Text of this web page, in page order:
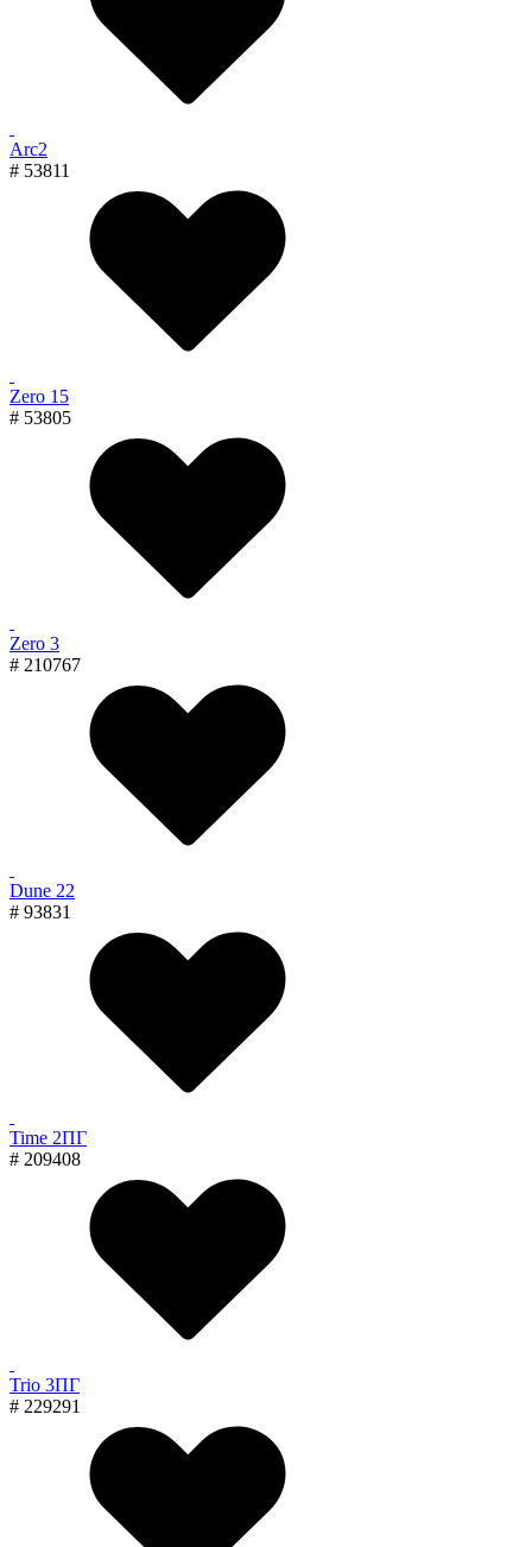
Arc2
# 53811
Zero 15
# 53805
Zero 3
# 210767
Dune 22
# 93831
Time 2ПГ
# 209408
Trio 3ПГ
# 229291